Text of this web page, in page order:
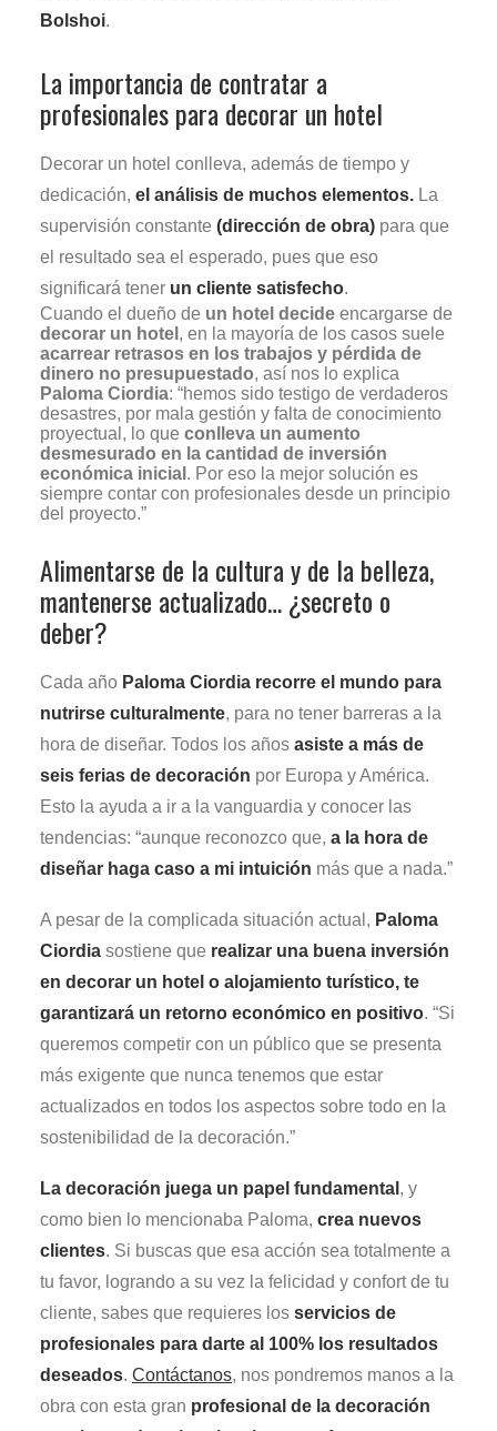
Bolshoi.
La importancia de contratar a
profesionales para decorar un hotel
Decorar un hotel conlleva, además de tiempo y
dedicación, el análisis de muchos elementos. La
supervisión constante (dirección de obra) para que
el resultado sea el esperado, pues que eso
significará tener un cliente satisfecho.
Cuando el dueño de un hotel decide encargarse de
decorar un hotel , en la mayoría de los casos suele
acarrear retrasos en los trabajos y pérdida de
dinero no presupuestado, así nos lo explica
Paloma Ciordia: “hemos sido testigo de verdaderos
desastres, por mala gestión y falta de conocimiento
proyectual, lo que conlleva un aumento
desmesurado en la cantidad de inversión
económica inicial . Por eso la mejor solución es
siempre contar con profesionales desde un principio
del proyecto.”
Alimentarse de la cultura y de la belleza,
mantenerse actualizado… ¿secreto o
deber?
Cada año Paloma Ciordia recorre el mundo para
nutrirse culturalmente, para no tener barreras a la
hora de diseñar. Todos los años asiste a más de
seis ferias de decoración por Europa y América.
Esto la ayuda a ir a la vanguardia y conocer las
tendencias: “aunque reconozco que, a la hora de
diseñar haga caso a mi intuición más que a nada.”
A pesar de la complicada situación actual, Paloma
Ciordia sostiene que realizar una buena inversión
en decorar un hotel o alojamiento turístico, te
garantizará un retorno económico en positivo. “Si
queremos competir con un público que se presenta
más exigente que nunca tenemos que estar
actualizados en todos los aspectos sobre todo en la
sostenibilidad de la decoración.”
La decoración juega un papel fundamental , y
como bien lo mencionaba Paloma, crea nuevos
clientes. Si buscas que esa acción sea totalmente a
tu favor, logrando a su vez la felicidad y confort de tu
cliente, sabes que requieres los servicios de
profesionales para darte al 100% los resultados
deseados. Contáctanos, nos pondremos manos a la
obra con esta gran profesional de la decoración